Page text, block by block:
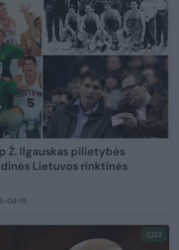
Ž. Ilgauskas pilietybės
Lietuvos rinktinės
04-15
23